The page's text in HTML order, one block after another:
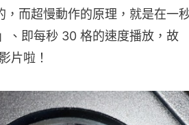
而超慢動作的原理，就是在一
、即每秒 30 格的速度播放，故
片啦！